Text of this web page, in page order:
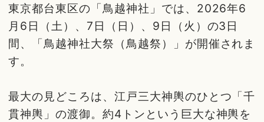
東京都台東区の「鳥越神社」では、2026年6
月6日（土）、7日（日）、9日（火）の3日
間、「鳥越神社大祭（鳥越祭）」が開催されま
す。
最大の見どころは、江戸三大神輿のひとつ「千
貫神輿」の渡御。約4トンという巨大な神輿を